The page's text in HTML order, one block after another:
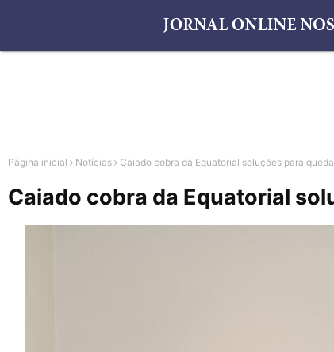
Página inicial Notícias Caiado cobra da Equatorial soluções para
Caiado cobra da Equatorial